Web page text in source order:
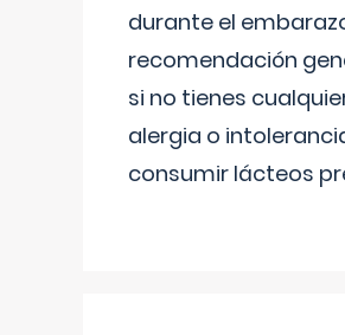
durante el
recomendación
si no tienes
alergia o
consumir lácteos